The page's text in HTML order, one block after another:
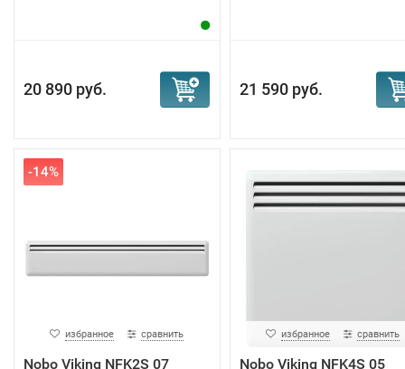
20 890 руб. 21 590 руб.
-14%
избранное сравнить
Nobo Viking NFK2S 07
избранное сравнить
Nobo Viking NFK4S 05